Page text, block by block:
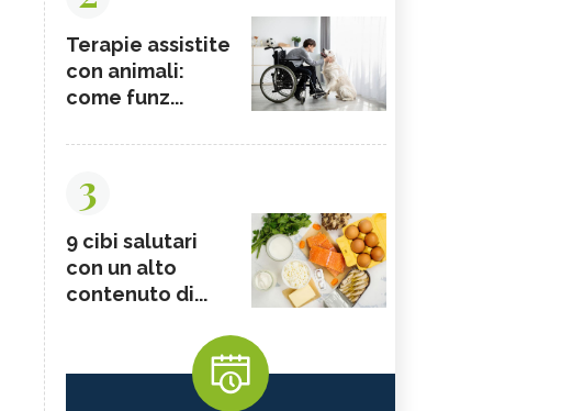
Terapie assistite
con animali:
come funz...
3
9 cibi salutari
con un alto
contenuto di...